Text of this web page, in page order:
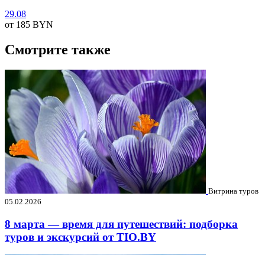
29.08
от 185 BYN
Смотрите также
Витрина туров
05.02.2026
8 марта — время для путешествий: подборка
туров и экскурсий от TIO.BY